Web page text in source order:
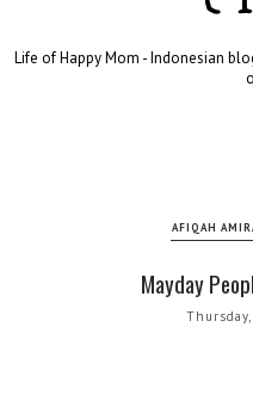
Life of Happy Mom - Indonesian
AFIQAH
Mayday